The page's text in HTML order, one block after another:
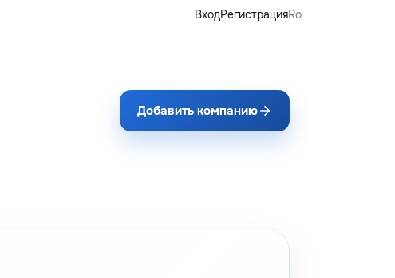
ВходРегистрацияRo
Добавить компанию